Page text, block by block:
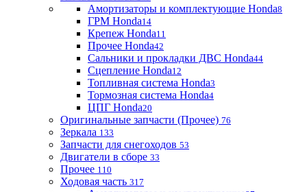
Амортизаторы и комплектующие Honda8
ГРМ Honda14
Крепеж Honda11
Прочее Honda42
Сальники и прокладки ДВС Honda44
Сцепление Honda12
Топливная система Honda3
Тормозная система Honda4
ЦПГ Honda20
Оригинальные запчасти (Прочее) 76
Зеркала 133
Запчасти для снегоходов 53
Двигатели в сборе 33
Прочее 110
Ходовая часть 317